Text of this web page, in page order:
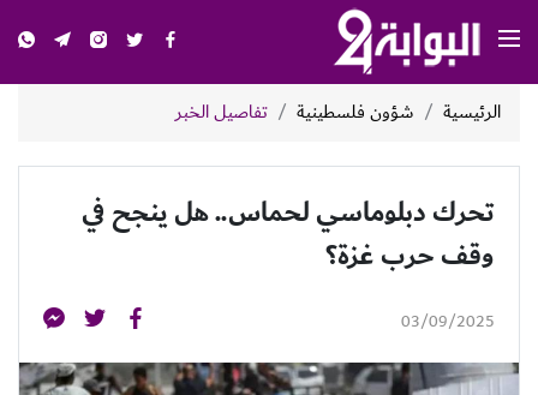
الرئيسية شؤون فلسطينية تفاصيل الخبر
تحرك دبلوماسي لحماس.. هل ينجح في
وقف حرب غزة؟
03/09/2025